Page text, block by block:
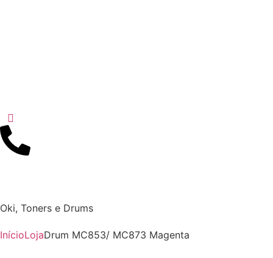
Oki, Toners e Drums
InícioLojaDrum MC853/ MC873 Magenta